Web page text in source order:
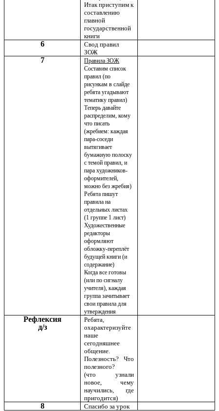
Итак приступим к
составлению
главной
государственной
книги
6
Свод правил
ЗОЖ
7
Правила ЗОЖ
Составим список
правил (по
рисункам в слайде
ребята угадывают
тематику правил)
Теперь давайте
распределим, кому
что писать
(жребием: каждая
пара-соседи
вытягивает
бумажную полоску
с темой правил, и
пара художников-
оформителей,
можно без жребия)
Ребята пишут
правила на
отдельных листах
(1 группе 1 лист)
Художественные
редакторы
оформляют
обложку-переплёт
будущей книги (и
содержание)
Когда все готовы
(или по сигналу
учителя), каждая
группа зачитывает
свои правила для
утверждения
Рефлексия
д/з
Ребята,
охарактеризуйте
наше
сегодняшнее
общение.
Полезность? Что
полезного?
(что узнали
новое, чему
научились, где
пригодится)
8 Спасибо за урок